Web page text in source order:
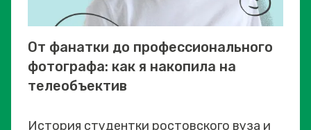
От фанатки до профессионального
фотографа: как я накопила на
телеобъектив
История студентки ростовского вуза и